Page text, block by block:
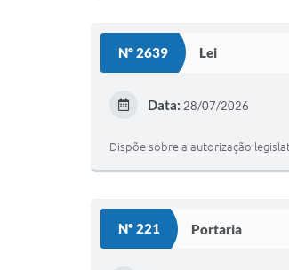
Nº 2639 Lei
Data: 28/07/2026
Dispõe sobre a autorização
Nº 221 Portaria